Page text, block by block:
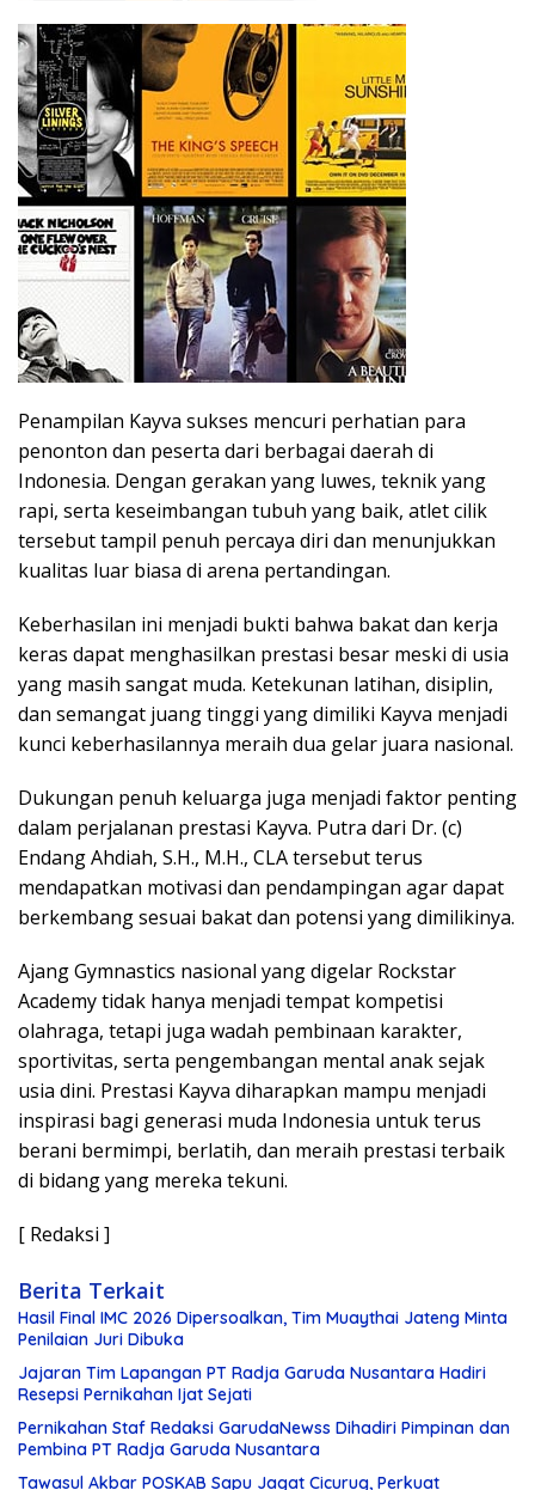
Penampilan Kayva sukses mencuri perhatian para
penonton dan peserta dari berbagai daerah di
Indonesia. Dengan gerakan yang luwes, teknik yang
rapi, serta keseimbangan tubuh yang baik, atlet cilik
tersebut tampil penuh percaya diri dan menunjukkan
kualitas luar biasa di arena pertandingan.
Keberhasilan ini menjadi bukti bahwa bakat dan kerja
keras dapat menghasilkan prestasi besar meski di usia
yang masih sangat muda. Ketekunan latihan, disiplin,
dan semangat juang tinggi yang dimiliki Kayva menjadi
kunci keberhasilannya meraih dua gelar juara nasional.
Dukungan penuh keluarga juga menjadi faktor penting
dalam perjalanan prestasi Kayva. Putra dari Dr. (c)
Endang Ahdiah, S.H., M.H., CLA tersebut terus
mendapatkan motivasi dan pendampingan agar dapat
berkembang sesuai bakat dan potensi yang dimilikinya.
Ajang Gymnastics nasional yang digelar Rockstar
Academy tidak hanya menjadi tempat kompetisi
olahraga, tetapi juga wadah pembinaan karakter,
sportivitas, serta pengembangan mental anak sejak
usia dini. Prestasi Kayva diharapkan mampu menjadi
inspirasi bagi generasi muda Indonesia untuk terus
berani bermimpi, berlatih, dan meraih prestasi terbaik
di bidang yang mereka tekuni.
[ Redaksi ]
Berita Terkait
Hasil Final IMC 2026 Dipersoalkan, Tim Muaythai Jateng Minta
Penilaian Juri Dibuka
Jajaran Tim Lapangan PT Radja Garuda Nusantara Hadiri
Resepsi Pernikahan Ijat Sejati
Pernikahan Staf Redaksi GarudaNewss Dihadiri Pimpinan dan
Pembina PT Radja Garuda Nusantara
Tawasul Akbar POSKAB Sapu Jagat Cicurug, Perkuat